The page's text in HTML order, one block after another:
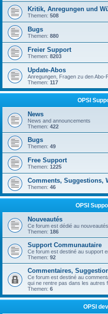
Kritik, Anregungen und
Themen: 508
Bugs
Themen: 880
Freier Support
Themen: 8203
Update-Abos
Anregungen, Fragen zu den Abo-
Themen: 117
OPSI
News
News and announcements
Themen: 422
Bugs
Themen: 49
Free Support
Themen: 1225
Comments, Suggestions,
Themen: 46
OPSI
Nouveautés
Ce forum est dédié au
Themen: 186
Support Communautaire
Ce forum est destiné au support
Themen: 92
Commentaires,
Ce forum est destiné au
qui ne rentre pas dans les autres
Themen: 6
OPSI